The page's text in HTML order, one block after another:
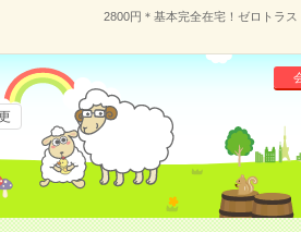
2800円＊基本完全在宅！ゼロトラ